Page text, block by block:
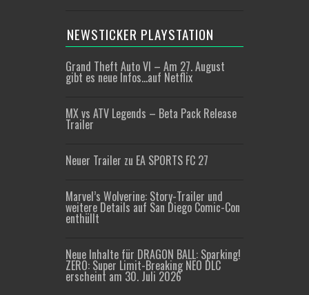
NEWSTICKER PLAYSTATION
Grand Theft Auto VI – Am 27. August
gibt es neue Infos…auf Netflix
MX vs ATV Legends – Beta Pack Release
Trailer
Neuer Trailer zu EA SPORTS FC 27
Marvel’s Wolverine: Story-Trailer und
weitere Details auf San Diego Comic-Con
enthüllt
Neue Inhalte für DRAGON BALL: Sparking!
ZERO: Super Limit-Breaking NEO DLC
erscheint am 30. Juli 2026